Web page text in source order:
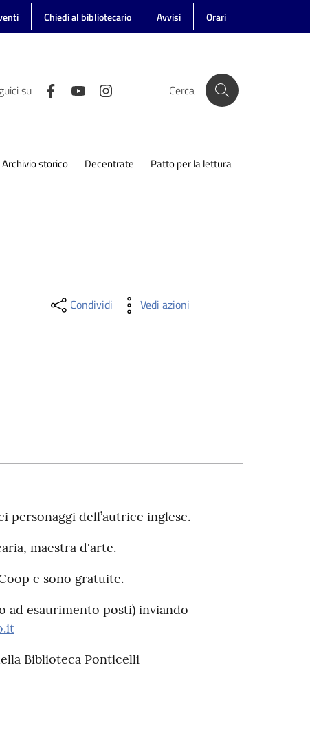
Chiedi al bibliotecario Avvisi Orari
su Cerca
Archivio storico Decentrate Patto per la lettura
Condividi Vedi azioni
dell’autrice inglese.
maestra d'arte.
e sono gratuite.
ad esaurimento posti) inviando
Biblioteca Ponticelli